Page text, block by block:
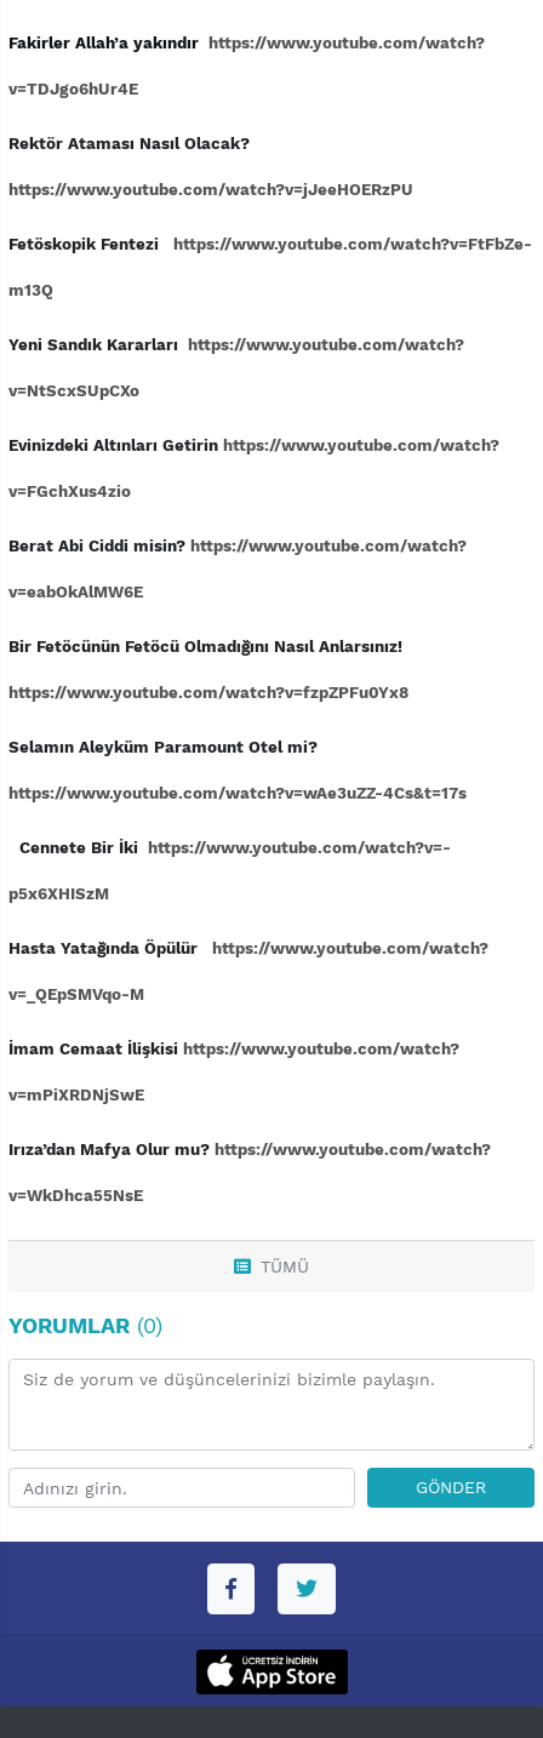
Fakirler Allah’a yakındır https://www.youtube.com/watch?
v=TDJgo6hUr4E
Rektör Ataması Nasıl Olacak?
https://www.youtube.com/watch?v=jJeeHOERzPU
Fetöskopik Fentezi https://www.youtube.com/watch?v=FtFbZe-
m13Q
Yeni Sandık Kararları https://www.youtube.com/watch?
v=NtScxSUpCXo
Evinizdeki Altınları Getirin https://www.youtube.com/watch?
v=FGchXus4zio
Berat Abi Ciddi misin? https://www.youtube.com/watch?
v=eabOkAlMW6E
Bir Fetöcünün Fetöcü Olmadığını Nasıl Anlarsınız!
https://www.youtube.com/watch?v=fzpZPFu0Yx8
Selamın Aleyküm Paramount Otel mi?
https://www.youtube.com/watch?v=wAe3uZZ-4Cs&t=17s
Cennete Bir İki https://www.youtube.com/watch?v=-
p5x6XHISzM
Hasta Yatağında Öpülür https://www.youtube.com/watch?
v=_QEpSMVqo-M
İmam Cemaat İlişkisi https://www.youtube.com/watch?
v=mPiXRDNjSwE
Irıza’dan Mafya Olur mu? https://www.youtube.com/watch?
v=WkDhca55NsE
TÜMÜ
YORUMLAR (0)
GÖNDER